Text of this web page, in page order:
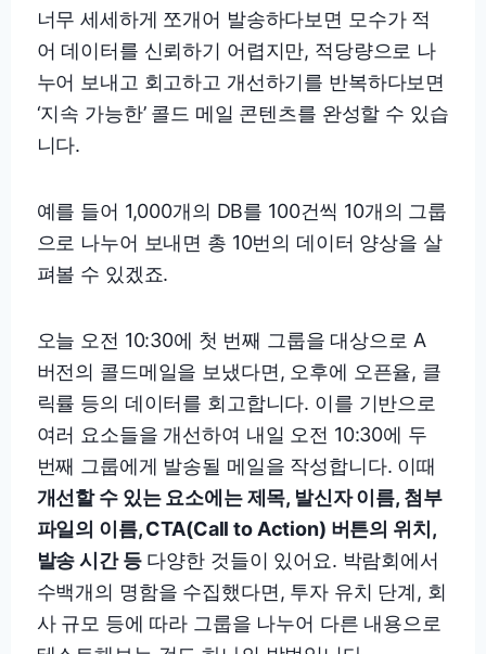
너무 세세하게 쪼개어 발송하다보면 모수가 적
어 데이터를 신뢰하기 어렵지만, 적당량으로 나
누어 보내고 회고하고 개선하기를 반복하다보면
‘지속 가능한’ 콜드 메일 콘텐츠를 완성할 수 있습
니다.
예를 들어 1,000개의 DB를 100건씩 10개의 그룹
으로 나누어 보내면 총 10번의 데이터 양상을 살
펴볼 수 있겠죠.
오늘 오전 10:30에 첫 번째 그룹을 대상으로 A
버전의 콜드메일을 보냈다면, 오후에 오픈율, 클
릭률 등의 데이터를 회고합니다. 이를 기반으로
여러 요소들을 개선하여 내일 오전 10:30에 두
번째 그룹에게 발송될 메일을 작성합니다. 이때
개선할 수 있는 요소에는 제목, 발신자 이름, 첨부
파일의 이름, CTA(Call to Action) 버튼의 위치,
발송 시간 등다양한 것들이 있어요. 박람회에서
수백개의 명함을 수집했다면, 투자 유치 단계, 회
사 규모 등에 따라 그룹을 나누어 다른 내용으로